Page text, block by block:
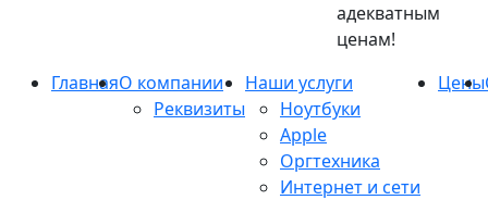
адекватным
ценам!
ГлавнаяО компании
Реквизиты
Наши услуги
Ноутбуки
Apple
Оргтехника
Интернет и сети
Цены